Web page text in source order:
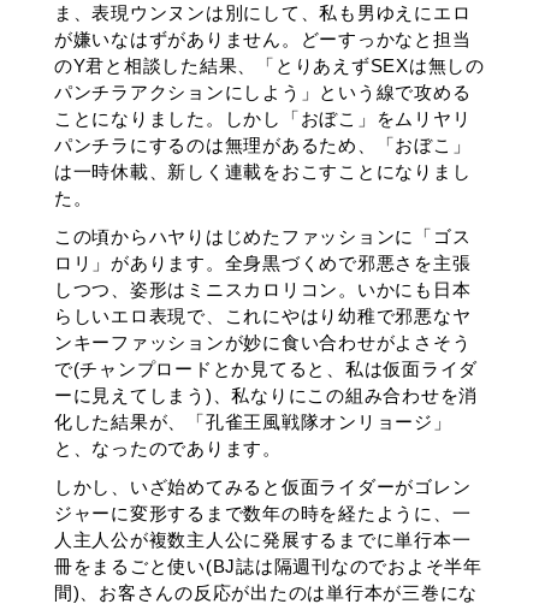
ま、表現ウンヌンは別にして、私も男ゆえにエロ
が嫌いなはずがありません。どーすっかなと担当
のY君と相談した結果、「とりあえずSEXは無しの
パンチラアクションにしよう」という線で攻める
ことになりました。しかし「おぼこ」をムリヤリ
パンチラにするのは無理があるため、「おぼこ」
は一時休載、新しく連載をおこすことになりまし
た。
この頃からハヤりはじめたファッションに「ゴス
ロリ」があります。全身黒づくめで邪悪さを主張
しつつ、姿形はミニスカロリコン。いかにも日本
らしいエロ表現で、これにやはり幼稚で邪悪なヤ
ンキーファッションが妙に食い合わせがよさそう
で(チャンプロードとか見てると、私は仮面ライダ
ーに見えてしまう)、私なりにこの組み合わせを消
化した結果が、「孔雀王風戦隊オンリョージ」
と、なったのであります。
しかし、いざ始めてみると仮面ライダーがゴレン
ジャーに変形するまで数年の時を経たように、一
人主人公が複数主人公に発展するまでに単行本一
冊をまるごと使い(BJ誌は隔週刊なのでおよそ半年
間)、お客さんの反応が出たのは単行本が三巻にな